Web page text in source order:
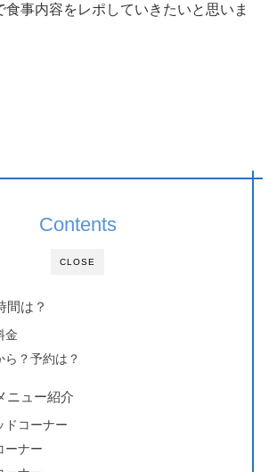
食事内容をレポしていきたいと思いま
CLOSE
Contents
間は？
金
ら？予約は？
ニュー紹介
ドコーナー
ーナー